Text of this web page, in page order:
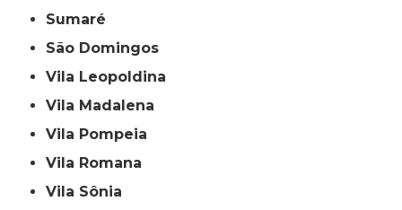
Sumaré
São Domingos
Vila Leopoldina
Vila Madalena
Vila Pompeia
Vila Romana
Vila Sônia